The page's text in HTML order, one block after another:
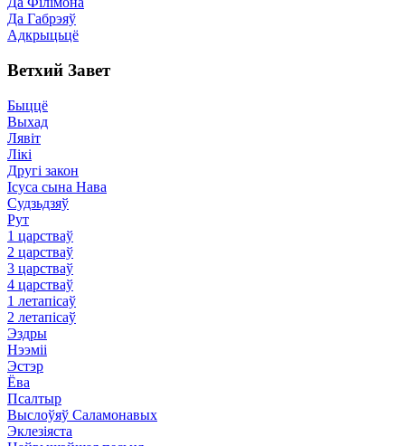
Да Габрэяў
Адкрыцьцё
Ветхий Завет
Быццё
Выхад
Лявіт
Лікі
Другі закон
Ісуса сына Нава
Судзьдзяў
Рут
1 царстваў
2 царстваў
3 царстваў
4 царстваў
1 летапісаў
2 летапісаў
Эздры
Нээміі
Эстэр
Ёва
Псалтыр
Выслоўяў Саламонавых
Эклезіяста